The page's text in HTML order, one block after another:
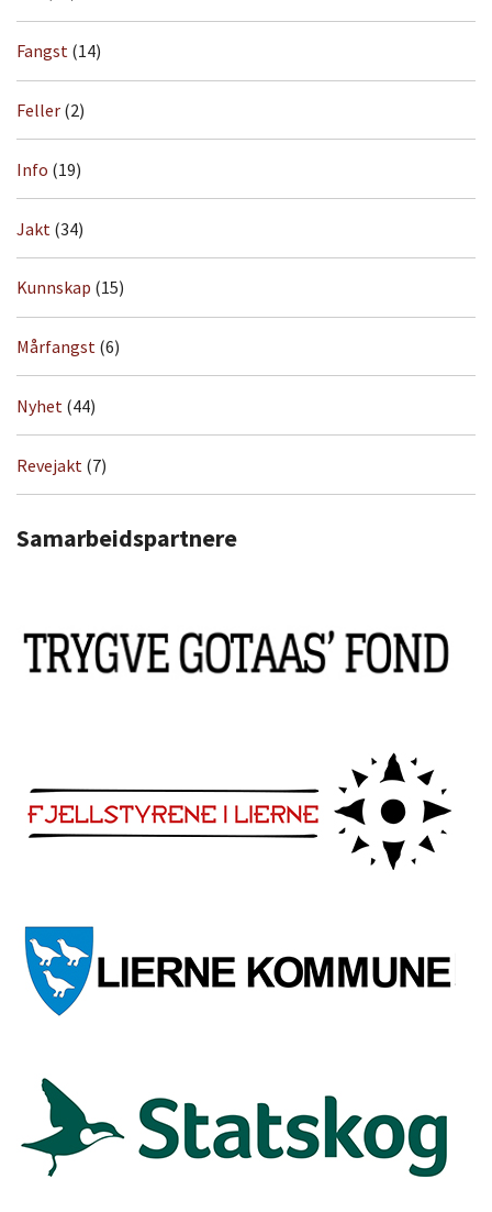
Fangst (14)
Feller (2)
Info (19)
Jakt (34)
Kunnskap (15)
Mårfangst (6)
Nyhet (44)
Revejakt (7)
Samarbeidspartnere